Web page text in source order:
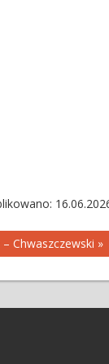
Chwaszczewski »